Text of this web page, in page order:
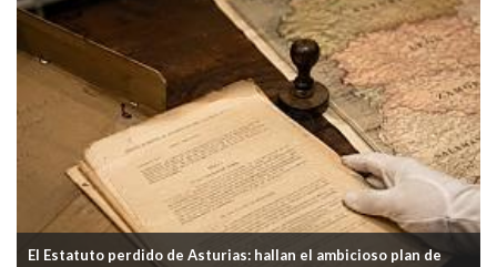
El Estatuto perdido de Asturias: hallan el ambicioso plan de